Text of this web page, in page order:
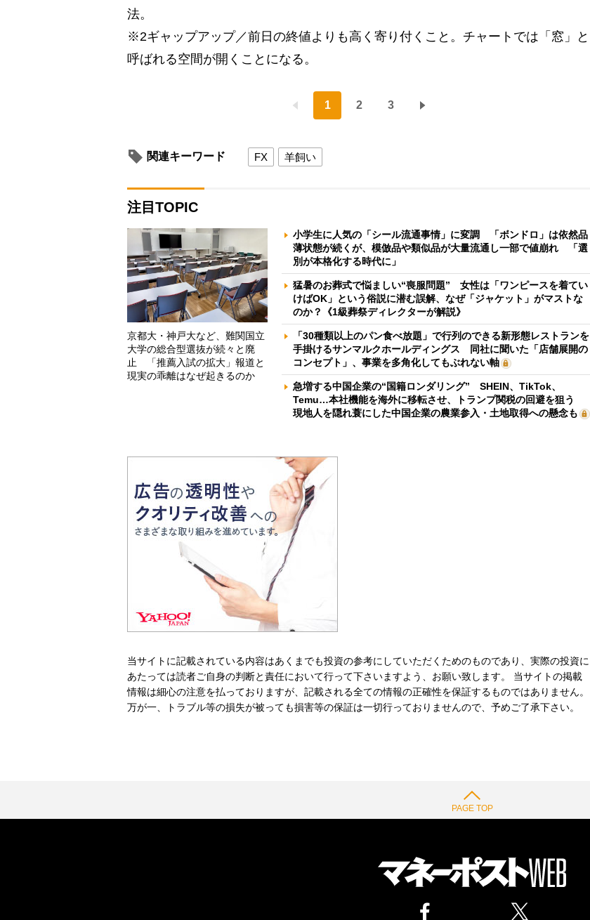
法。
※2ギャップアップ／前日の終値よりも高く寄り付くこと。チャートでは「窓」と
呼ばれる空間が開くことになる。
1 2 3
関連キーワード FX 羊飼い
注目TOPIC
京都大・神戸大など、難関国立
大学の総合型選抜が続々と廃
止 「推薦入試の拡大」報道と
現実の乖離はなぜ起きるのか
小学生に人気の「シール流通事情」に変調 「ボンドロ」は依然品
薄状態が続くが、模倣品や類似品が大量流通し一部で値崩れ 「選
別が本格化する時代に」
猛暑のお葬式で悩ましい“喪服問題” 女性は「ワンピースを着てい
けばOK」という俗説に潜む誤解、なぜ「ジャケット」がマストな
のか？《1級葬祭ディレクターが解説》
「30種類以上のパン食べ放題」で行列のできる新形態レストランを
手掛けるサンマルクホールディングス 同社に聞いた「店舗展開の
コンセプト」、事業を多角化してもぶれない軸
急増する中国企業の“国籍ロンダリング” SHEIN、TikTok、
Temu…本社機能を海外に移転させ、トランプ関税の回避を狙う
現地人を隠れ蓑にした中国企業の農業参入・土地取得への懸念も
当サイトに記載されている内容はあくまでも投資の参考にしていただくためのものであり、実際の投資に
あたっては読者ご自身の判断と責任において行って下さいますよう、お願い致します。 当サイトの掲載
情報は細心の注意を払っておりますが、記載される全ての情報の正確性を保証するものではありません。
万が一、トラブル等の損失が被っても損害等の保証は一切行っておりませんので、予めご了承下さい。
PAGE TOP